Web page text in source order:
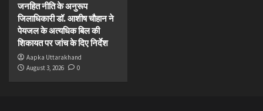
जनहित नीति के अनुरूप
जिलाधिकारी डॉ. आशीष चौहान ने
पेयजल के अत्यधिक बिल की
शिकायत पर जांच के दिए निर्देश
Aapka Uttarakhand
August 3, 2026
0